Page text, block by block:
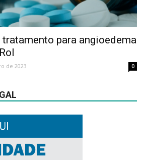
para angioedema
de 2023 0